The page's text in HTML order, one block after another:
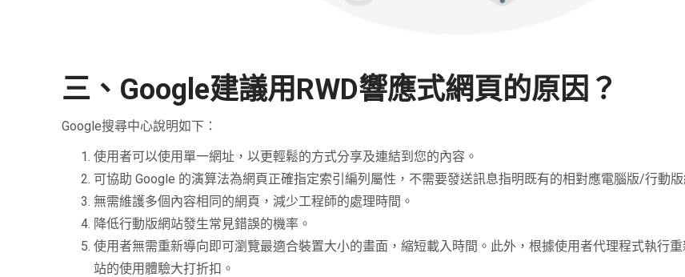
三、Google建議用RWD響應式網頁的原因？
Google搜尋中心說明如下：
使用者可以使用單一網址，以更輕鬆的方式分享及連結到您的內容。
可協助 Google 的演算法為網頁正確指定索引編列屬性，不需要發送訊息指明既有的相對應電腦版/行動版
無需維護多個內容相同的網頁，減少工程師的處理時間。
降低行動版網站發生常見錯誤的機率。
使用者無需重新導向即可瀏覽最適合裝置大小的畫面，縮短載入時間。此外，根據使用者代理程式執行
站的使用體驗大打折扣。